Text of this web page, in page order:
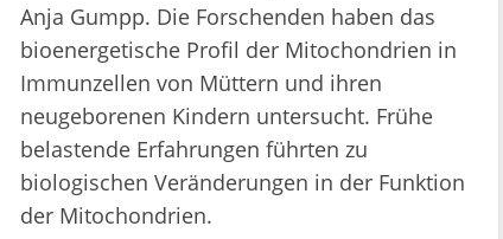
Anja Gumpp. Die Forschenden haben das
bioenergetische Profil der Mitochondrien in
Immunzellen von Müttern und ihren
neugeborenen Kindern untersucht. Frühe
belastende Erfahrungen führten zu
biologischen Veränderungen in der Funktion
der Mitochondrien.